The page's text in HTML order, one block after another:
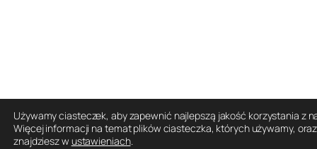
Używamy ciasteczek, aby zapewnić najlepszą jakość korzystania z
Więcej informacji na temat plików ciasteczka, których używamy,
znajdziesz wustawieniach.